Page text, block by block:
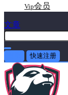
Vip会员
文章
快速注册